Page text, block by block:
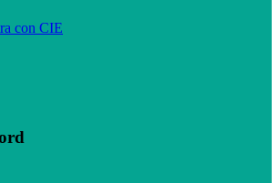
con CIE